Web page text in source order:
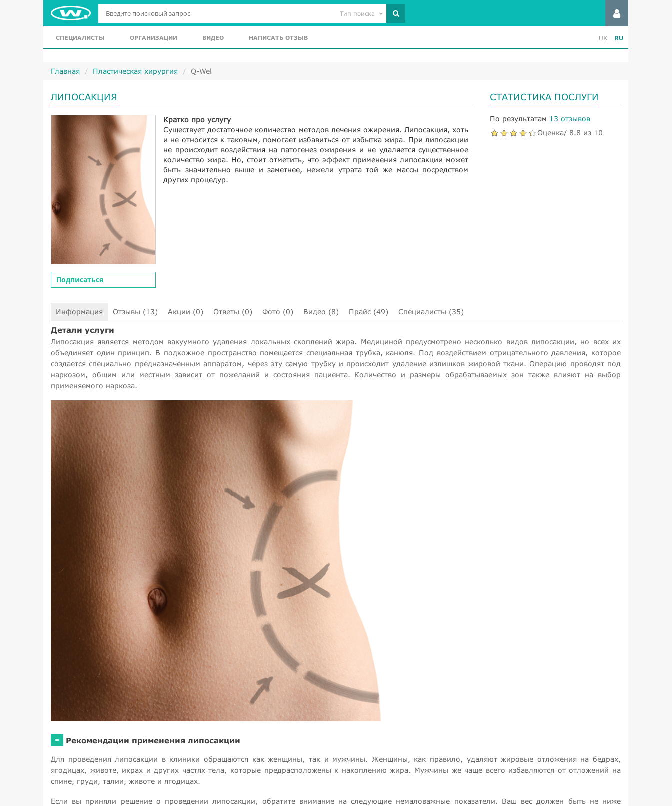
Тип поиска
СПЕЦИАЛИСТЫ ОРГАНИЗАЦИИ ВИДЕО НАПИСАТЬ ОТЗЫВ UK RU
Главная Пластическая хирургия Q-Wel
ЛИПОСАКЦИЯ
Подписаться
Кратко про услугу
Существует достаточное количество методов лечения ожирения. Липосакция, хоть
и не относится к таковым, помогает избавиться от избытка жира. При липосакции
не происходит воздействия на патогенез ожирения и не удаляется существенное
количество жира. Но, стоит отметить, что эффект применения липосакции может
быть значительно выше и заметнее, нежели утрата той же массы посредством
других процедур.
СТАТИСТИКА ПОСЛУГИ
По результатам 13 отзывов
Оценка/ 8.8 из 10
Информация Отзывы (13) Акции (0) Ответы (0) Фото (0) Видео (8) Прайс (49) Специалисты (35)
Детали услуги
Липосакция является методом вакуумного удаления локальных скоплений жира. Медициной предусмотрено несколько видов липосакции, но всех их
объединяет один принцип. В подкожное пространство помещается специальная трубка, канюля. Под воздействием отрицательного давления, которое
создается специально предназначенным аппаратом, через эту самую трубку и происходит удаление излишков жировой ткани. Операцию проводят под
наркозом, общим или местным зависит от пожеланий и состояния пациента. Количество и размеры обрабатываемых зон также влияют на выбор
применяемого наркоза.
- Рекомендации применения липосакции
Для проведения липосакции в клиники обращаются как женщины, так и мужчины. Женщины, как правило, удаляют жировые отложения на бедрах,
ягодицах, животе, икрах и других частях тела, которые предрасположены к накоплению жира. Мужчины же чаще всего избавляются от отложений на
спине, груди, талии, животе и ягодицах.
Если вы приняли решение о проведении липосакции, обратите внимание на следующие немаловажные показатели. Ваш вес должен быть не ниже